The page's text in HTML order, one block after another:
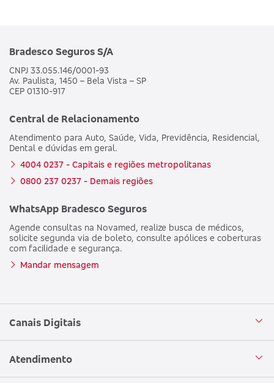
Bradesco Seguros S/A
CNPJ 33.055.146/0001-93
Av. Paulista, 1450 – Bela Vista – SP
CEP 01310-917
Central de Relacionamento
Atendimento para Auto, Saúde, Vida, Previdência, Residencial,
Dental e dúvidas em geral.
4004 0237 - Capitais e regiões metropolitanas
0800 237 0237 - Demais regiões
WhatsApp Bradesco Seguros
Agende consultas na Novamed, realize busca de médicos,
solicite segunda via de boleto, consulte apólices e coberturas
com facilidade e segurança.
Mandar mensagem
Canais Digitais
Aplicativo Bradesco Seguros
Atendimento